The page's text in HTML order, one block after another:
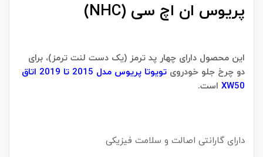
پریوس ان اچ سی (NHC)
این محصول دارای چهار پد ترمز (یک دست لنت ترمز)، برای
دو چرخ جلو خودروی
تویوتا پریوس مدل 2015 تا 2019 اتاق
XW50 است.
دارای گارانتی اصالت و سلامت فیزیکی